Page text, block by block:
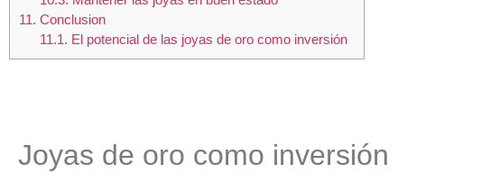
11. Conclusion
11.1. El potencial de las joyas de oro como inversión
Joyas de oro como inversión